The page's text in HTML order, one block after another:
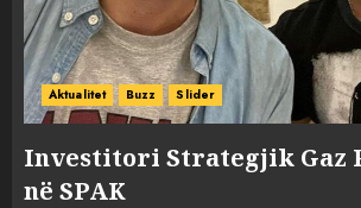
Aktualitet Buzz Slider
Investitori Strategjik Gaz
në SPAK